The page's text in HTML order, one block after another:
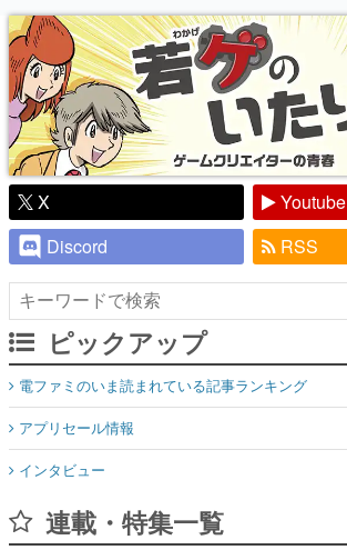
り】
X
Youtube
Discord
RSS
ピックアップ
電ファミのいま読まれている記事ランキング
アプリセール情報
インタビュー
連載・特集一覧